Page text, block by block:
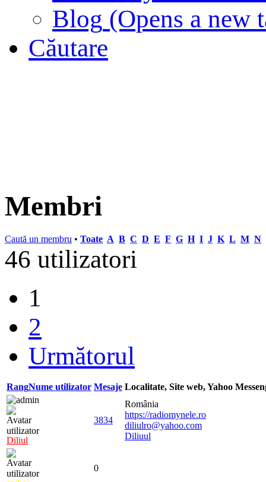
Blog (Opens a new
Căutare
Membri
Caută un membru • Toate A B C D E F G H I J K L M N
46 utilizatori
1
2
Următorul
RangNume utilizator Mesaje Localitate, Site web, Yahoo
Diliul
3834
România
https://radiomynele.ro
diliulro@yahoo.com
Diliuul
0